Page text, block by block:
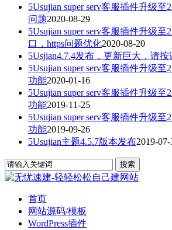
5Usujian super serv客服插件升级
问题2020-08-29
5Usujian super serv客服插件升级
口，https问题优化2020-08-20
5Usjian4.7.4发布，更新巨大，请按
5Usujian super serv客服插件升级至
功能2020-01-16
5Usujian super serv客服插件升级
功能2019-11-25
5Usujian super serv客服插件升级
功能2019-09-26
5Usujian主题4.5.7版本发布2019-07-
首页
网站源码/模板
WordPress插件